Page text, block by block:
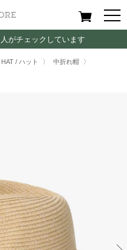
Men
HAT / ハット 〉 OVERRIDE MIX
HAT / ハット 〉 中折れ帽
〉
人がチェックしています